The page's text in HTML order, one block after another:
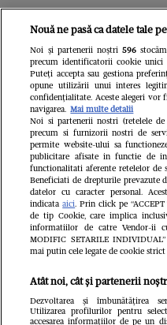
De ce să nu
șlapi. Un expert
întâmplă în
Nouă ne pasă ca datele tale
Noi și partenerii noștri 596stocăm
precum identificatorii cookie unici
Puteți accepta sau gestiona
opune utilizării unui interes
confidențialitate. Aceste alegeri
navigarea. Mai multe detalii
Noi si partenerii nostri (retelele de
precum si furnizorii nostri de
permite website-ului sa
publicitare afisate in functie de
functionalitati aferente retelelor de
Beneficiati de drepturile prevazute
datelor cu caracter personal.
indicataaici. Prin click pe
de tip Cookie, care implica
informatiilor de catre Vendor-ii
MODIFIC SETARILE
mai putin cele legate de cookie
Atât noi, cât și partenerii
Dezvoltarea și îmbunătățirea
Utilizarea profilurilor pentru
accesarea informațiilor de pe un